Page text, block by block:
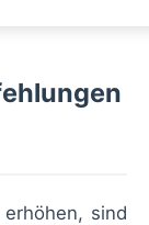
sind